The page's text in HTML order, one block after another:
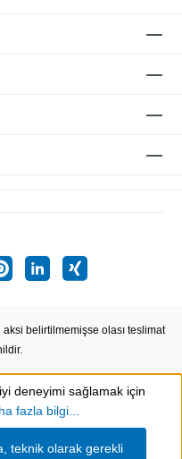
aksi belirtilmemişse olası teslimat
deneyimi sağlamak için
fazla bilgi...
teknik olarak gerekli